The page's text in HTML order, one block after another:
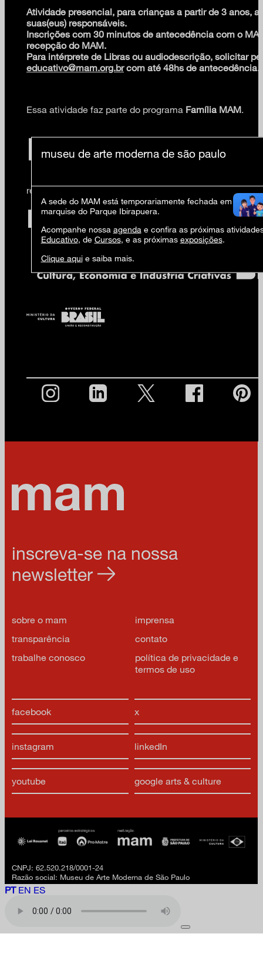
Atividade presencial, para crianças a partir de 3 anos,
suas(eus) responsáveis.
Inscrições com 30 minutos de antecedência com o
recepção do MAM.
Para intérprete de Libras ou audiodescrição, solicitar
educativo@mam.org.brcom até 48hs de antecedência.
Essa atividade faz parte do programa Família MAM.
realização
facebook x
instagram linkedIn
youtube google arts & culture
inscreva-se na nossa
newsletter
sobre o mam
imprensa
transparência
contato
trabalhe conosco
política de privacidade e
termos de uso
CNPJ: 62.520.218/0001-24
Razão social: Museu de Arte Moderna de São Paulo
PT EN ES
museu de arte moderna de são paulo
A sede do MAM está temporariamente fechada em virtude
marquise do Parque Ibirapuera.
Acompanhe nossa agenda e confira as próximas
Educativo, de Cursos, e as próximas exposições.
Clique aquie saiba mais.